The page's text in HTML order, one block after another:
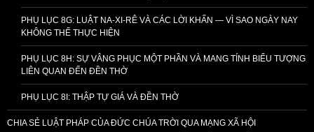
PHỤ LỤC 8G: LUẬT NA-XI-RÊ VÀ CÁC LỜI KHẤN — VÌ SAO NGÀY NAY
KHÔNG THỂ THỰC HIỆN
PHỤ LỤC 8H: SỰ VÂNG PHỤC MỘT PHẦN VÀ MANG TÍNH BIỂU TƯỢNG
LIÊN QUAN ĐẾN ĐỀN THỜ
PHỤ LỤC 8I: THẬP TỰ GIÁ VÀ ĐỀN THỜ
CHIA SẺ LUẬT PHÁP CỦA ĐỨC CHÚA TRỜI QUA MẠNG XÃ HỘI